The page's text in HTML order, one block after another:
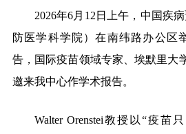
2026年6月12日上午，中国疾
防医学科学院）在南纬路办公区
告，国际疫苗领域专家、埃默里大
邀来我中心作学术报告。
Walter Orenstei教授以“疫苗